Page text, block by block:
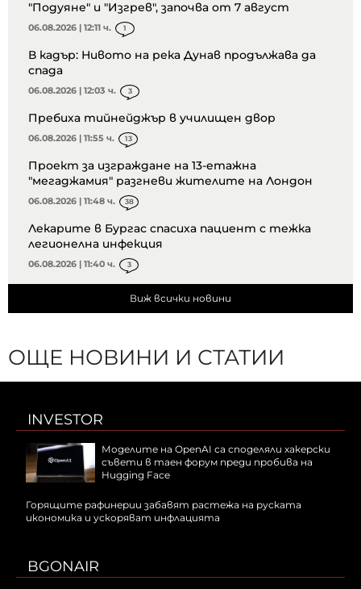
"Подуяне" и "Изгрев", започва от 7 август
06.08.2026 | 12:11 ч. 1
В кадър: Нивото на река Дунав продължава да
спада
06.08.2026 | 12:03 ч. 3
Пребиха тийнейджър в училищен двор
06.08.2026 | 11:55 ч. 13
Проект за изграждане на 13-етажна
"мегаджамия" разгневи жителите на Лондон
06.08.2026 | 11:48 ч. 38
Лекарите в Бургас спасиха пациент с тежка
легионелна инфекция
06.08.2026 | 11:40 ч. 3
Виж всички новини
ОЩЕ НОВИНИ И СТАТИИ
INVESTOR
Моделите на OpenAI са споделяли хакерски
съвети в таен форум преди пробива на
Hugging Face
Горящите рафинерии забавят растежа на руската
икономика и ускоряват инфлацията
BGONAIR